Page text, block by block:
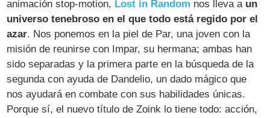
animación stop-motion, Lost in Random nos lleva a un
universo tenebroso en el que todo está regido por el
azar. Nos ponemos en la piel de Par, una joven con la
misión de reunirse con Impar, su hermana; ambas han
sido separadas y la primera parte en la búsqueda de la
segunda con ayuda de Dandelio, un dado mágico que
nos ayudará en combate con sus habilidades únicas.
Porque sí, el nuevo título de Zoink lo tiene todo: acción,